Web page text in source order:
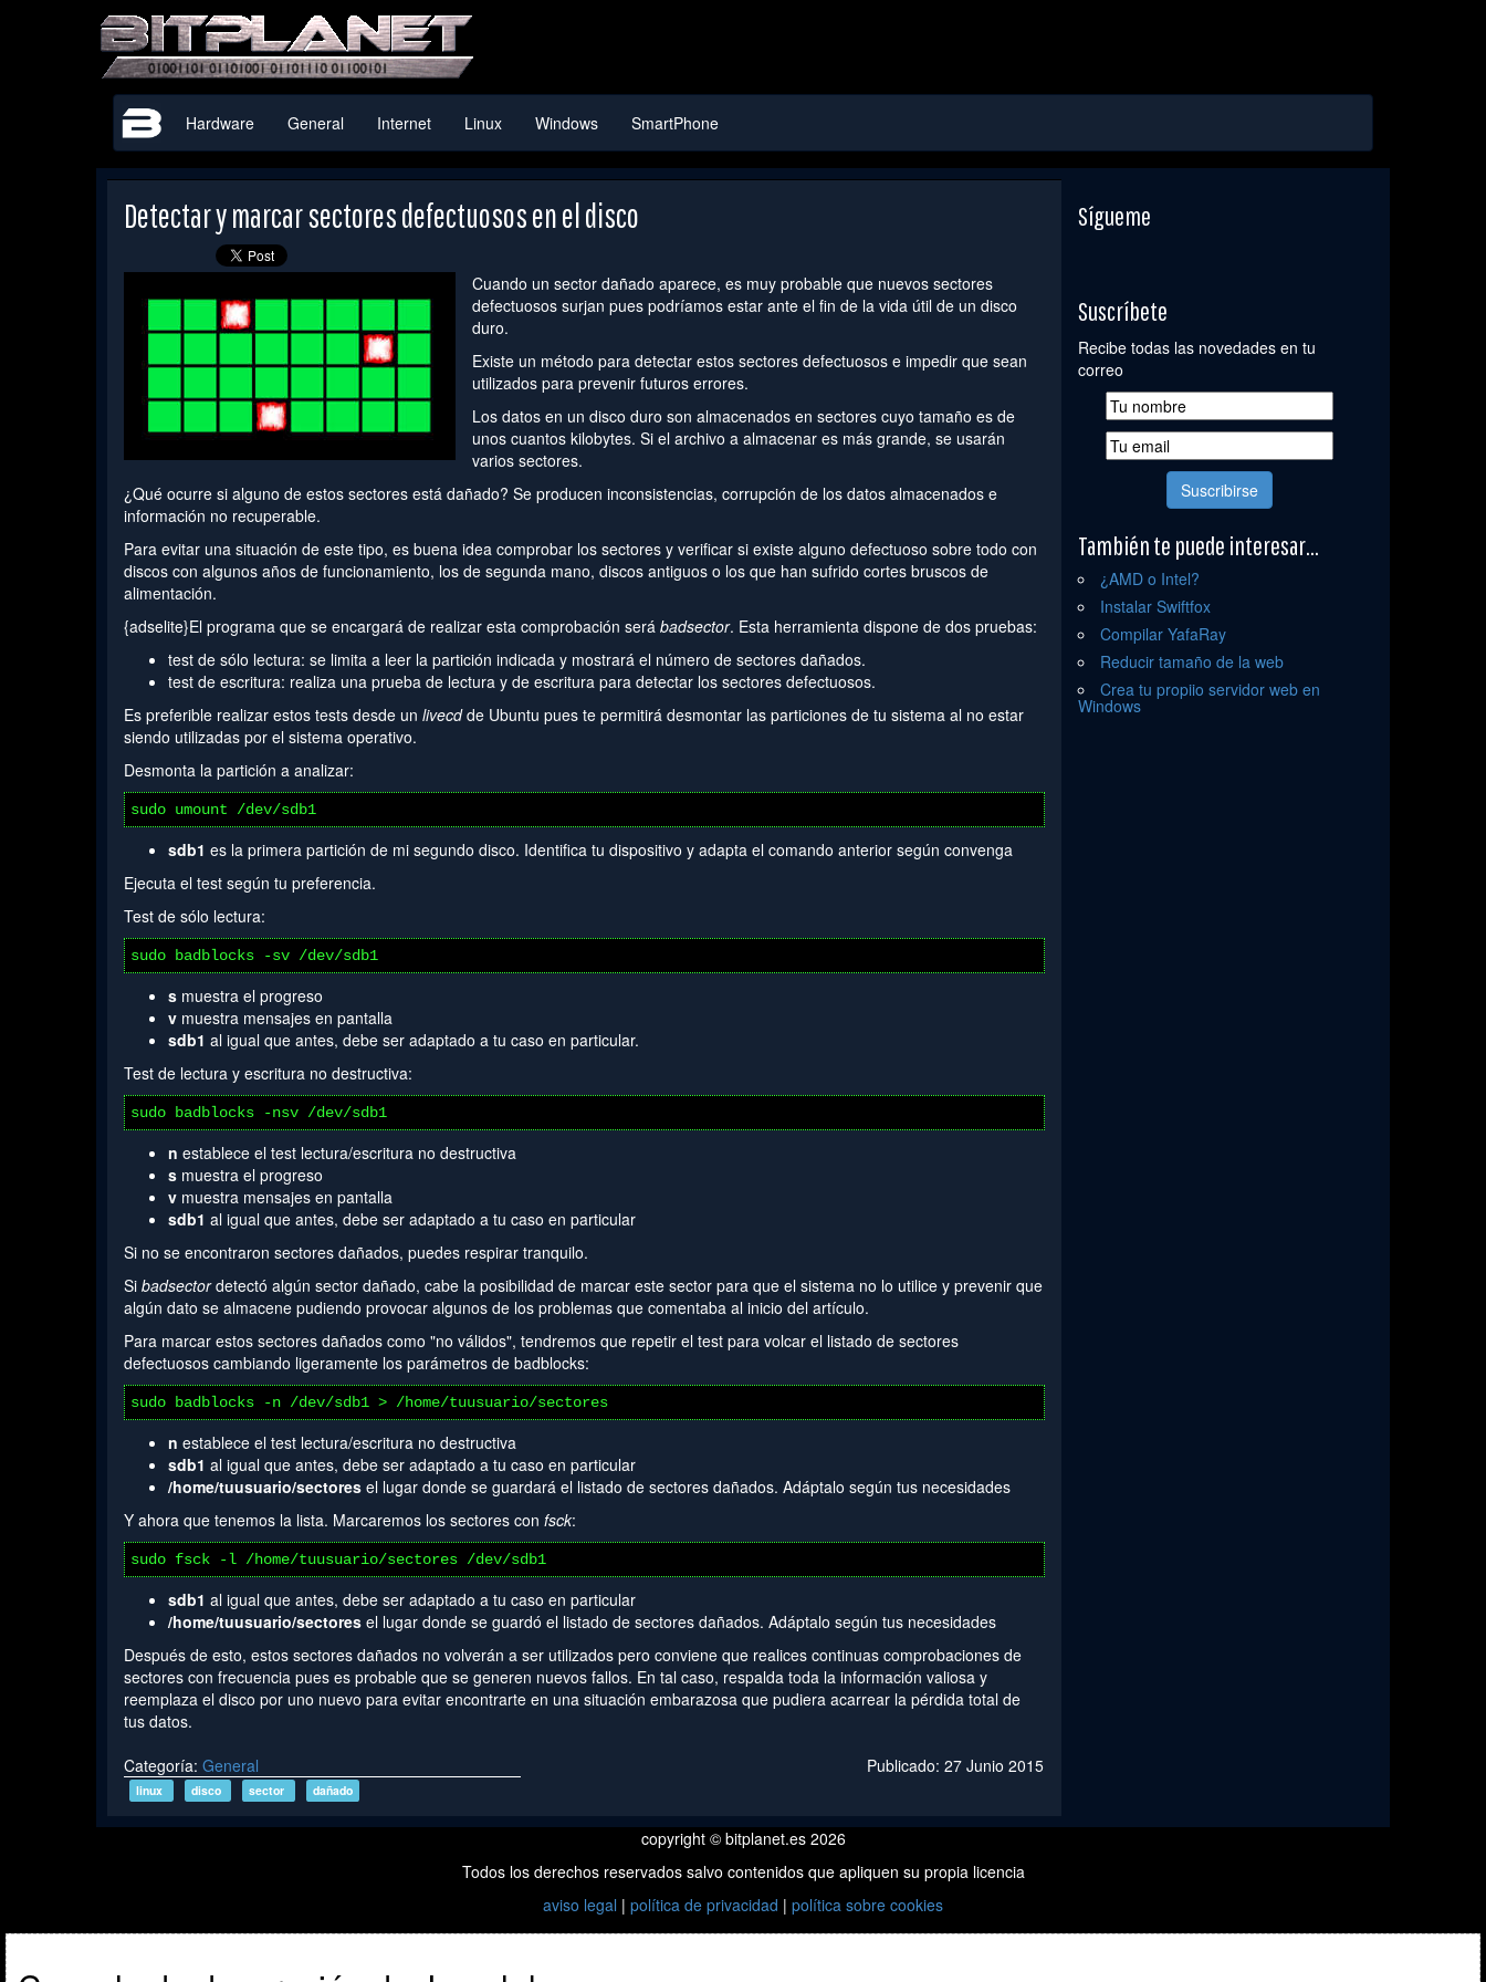
Hardware General Internet Linux Windows SmartPhone
Detectar y marcar sectores defectuosos en el disco
Cuando un sector dañado aparece, es muy probable que nuevos sectores
defectuosos surjan pues podríamos estar ante el fin de la vida útil de un disco
duro.
Existe un método para detectar estos sectores defectuosos e impedir que sean
utilizados para prevenir futuros errores.
Los datos en un disco duro son almacenados en sectores cuyo tamaño es de
unos cuantos kilobytes. Si el archivo a almacenar es más grande, se usarán
varios sectores.
¿Qué ocurre si alguno de estos sectores está dañado? Se producen inconsistencias, corrupción de los datos almacenados e
información no recuperable.
Para evitar una situación de este tipo, es buena idea comprobar los sectores y verificar si existe alguno defectuoso sobre todo con
discos con algunos años de funcionamiento, los de segunda mano, discos antiguos o los que han sufrido cortes bruscos de
alimentación.
{adselite}El programa que se encargará de realizar esta comprobación será badsector. Esta herramienta dispone de dos pruebas:
test de sólo lectura: se limita a leer la partición indicada y mostrará el número de sectores dañados.
test de escritura: realiza una prueba de lectura y de escritura para detectar los sectores defectuosos.
Es preferible realizar estos tests desde un livecdde Ubuntu pues te permitirá desmontar las particiones de tu sistema al no estar
siendo utilizadas por el sistema operativo.
Desmonta la partición a analizar:
sudo umount /dev/sdb1
sdb1 es la primera partición de mi segundo disco. Identifica tu dispositivo y adapta el comando anterior según convenga
Ejecuta el test según tu preferencia.
Test de sólo lectura:
sudo badblocks -sv /dev/sdb1
s muestra el progreso
v muestra mensajes en pantalla
sdb1 al igual que antes, debe ser adaptado a tu caso en particular.
Test de lectura y escritura no destructiva:
sudo badblocks -nsv /dev/sdb1
n establece el test lectura/escritura no destructiva
s muestra el progreso
v muestra mensajes en pantalla
sdb1 al igual que antes, debe ser adaptado a tu caso en particular
Si no se encontraron sectores dañados, puedes respirar tranquilo.
Si badsectordetectó algún sector dañado, cabe la posibilidad de marcar este sector para que el sistema no lo utilice y prevenir que
algún dato se almacene pudiendo provocar algunos de los problemas que comentaba al inicio del artículo.
Para marcar estos sectores dañados como "no válidos", tendremos que repetir el test para volcar el listado de sectores
defectuosos cambiando ligeramente los parámetros de badblocks:
sudo badblocks -n /dev/sdb1 > /home/tuusuario/sectores
n establece el test lectura/escritura no destructiva
sdb1 al igual que antes, debe ser adaptado a tu caso en particular
/home/tuusuario/sectores el lugar donde se guardará el listado de sectores dañados. Adáptalo según tus necesidades
Y ahora que tenemos la lista. Marcaremos los sectores con fsck:
sudo fsck -l /home/tuusuario/sectores /dev/sdb1
sdb1 al igual que antes, debe ser adaptado a tu caso en particular
/home/tuusuario/sectores el lugar donde se guardó el listado de sectores dañados. Adáptalo según tus necesidades
Después de esto, estos sectores dañados no volverán a ser utilizados pero conviene que realices continuas comprobaciones de
sectores con frecuencia pues es probable que se generen nuevos fallos. En tal caso, respalda toda la información valiosa y
reemplaza el disco por uno nuevo para evitar encontrarte en una situación embarazosa que pudiera acarrear la pérdida total de
tus datos.
Categoría: General Publicado: 27 Junio 2015
linux disco sector dañado
Sígueme
Suscríbete
Recibe todas las novedades en tu
correo
También te puede interesar...
¿AMD o Intel?
Instalar Swiftfox
Compilar YafaRay
Reducir tamaño de la web
Crea tu propiio servidor web en
Windows
copyright © bitplanet.es 2026
Todos los derechos reservados salvo contenidos que apliquen su propia licencia
aviso legal | política de privacidad | política sobre cookies